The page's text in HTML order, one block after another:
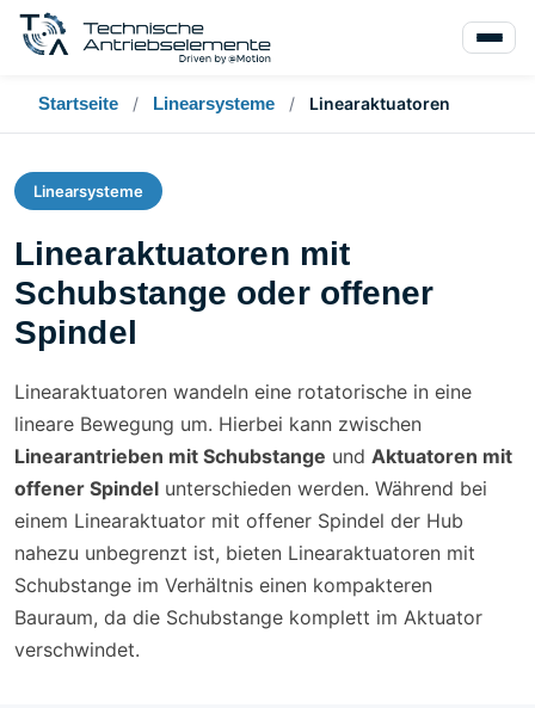
Startseite / Linearsysteme / Linearaktuatoren
Linearsysteme
Linearaktuatoren mit
Schubstange oder offener
Spindel
Linearaktuatoren wandeln eine rotatorische in eine
lineare Bewegung um. Hierbei kann zwischen
Linearantrieben mit Schubstange und Aktuatoren mit
offener Spindel unterschieden werden. Während bei
einem Linearaktuator mit offener Spindel der Hub
nahezu unbegrenzt ist, bieten Linearaktuatoren mit
Schubstange im Verhältnis einen kompakteren
Bauraum, da die Schubstange komplett im Aktuator
verschwindet.